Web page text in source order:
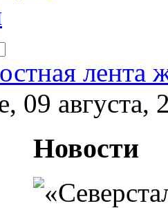
лента
09 августа,
Новости